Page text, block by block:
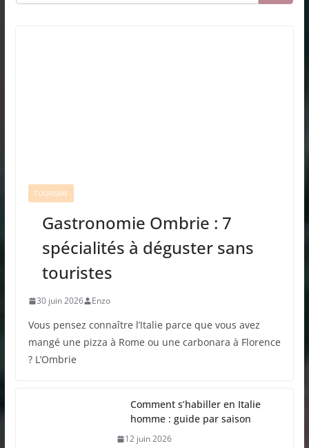
TOURISME
Gastronomie Ombrie : 7
spécialités à déguster sans
touristes
30 juin 2026 Enzo
Vous pensez connaître l’Italie parce que vous avez
mangé une pizza à Rome ou une carbonara à Florence
? L’Ombrie
Comment s’habiller en Italie
homme : guide par saison
12 juin 2026